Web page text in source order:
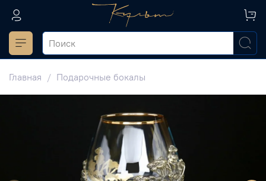
Главная Подарочные бокалы